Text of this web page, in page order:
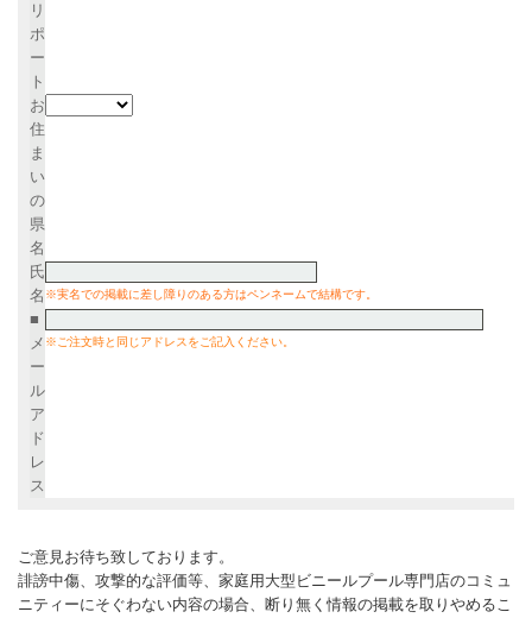
リ
ポ
ー
ト
お
住
ま
い
の
県
名
氏
名 ※実名での掲載に差し障りのある方はペンネームで結構です。
■
メ
ー
ル
ア
ド
レ
ス
※ご注文時と同じアドレスをご記入ください。
ご意見お待ち致しております。
誹謗中傷、攻撃的な評価等、家庭用大型ビニールプール専門店のコミュ
ニティーにそぐわない内容の場合、断り無く情報の掲載を取りやめるこ